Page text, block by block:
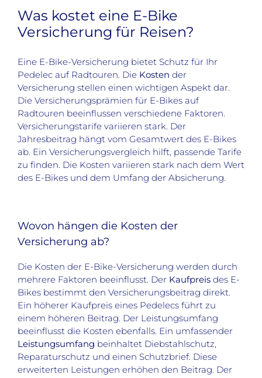
Was kostet eine E-Bike
Versicherung für Reisen?
Eine E-Bike-Versicherung bietet Schutz für Ihr
Pedelec auf Radtouren. Die Kosten der
Versicherung stellen einen wichtigen Aspekt dar.
Die Versicherungsprämien für E-Bikes auf
Radtouren beeinflussen verschiedene Faktoren.
Versicherungstarife variieren stark. Der
Jahresbeitrag hängt vom Gesamtwert des E-Bikes
ab. Ein Versicherungsvergleich hilft, passende Tarife
zu finden. Die Kosten variieren stark nach dem Wert
des E-Bikes und dem Umfang der Absicherung.
Wovon hängen die Kosten der
Versicherung ab?
Die Kosten der E-Bike-Versicherung werden durch
mehrere Faktoren beeinflusst. Der Kaufpreisdes E-
Bikes bestimmt den Versicherungsbeitrag direkt.
Ein höherer Kaufpreis eines Pedelecs führt zu
einem höheren Beitrag. Der Leistungsumfang
beeinflusst die Kosten ebenfalls. Ein umfassender
Leistungsumfang beinhaltet Diebstahlschutz,
Reparaturschutz und einen Schutzbrief. Diese
erweiterten Leistungen erhöhen den Beitrag. Der